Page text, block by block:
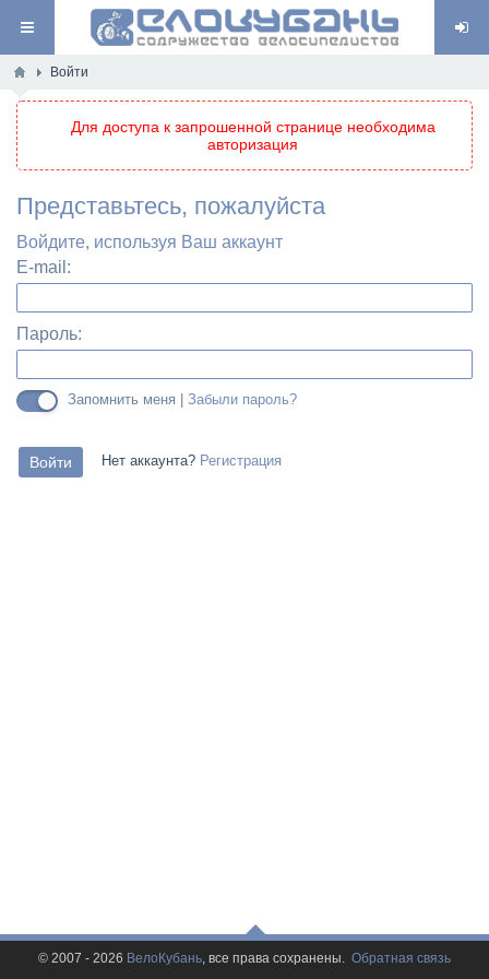
Войти
Для доступа к запрошенной странице необходима
авторизация
Представьтесь, пожалуйста
Войдите, используя Ваш аккаунт
E-mail:
Пароль:
Запомнить меня | Забыли пароль?
Нет аккаунта? Регистрация
© 2007 - 2026 ВелоКубань, все права сохранены. Обратная связь